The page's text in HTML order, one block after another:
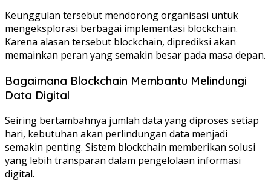
Keunggulan tersebut mendorong organisasi untuk
mengeksplorasi berbagai implementasi blockchain.
Karena alasan tersebut blockchain, diprediksi akan
memainkan peran yang semakin besar pada masa depan.
Bagaimana Blockchain Membantu Melindungi
Data Digital
Seiring bertambahnya jumlah data yang diproses setiap
hari, kebutuhan akan perlindungan data menjadi
semakin penting. Sistem blockchain memberikan solusi
yang lebih transparan dalam pengelolaan informasi
digital.